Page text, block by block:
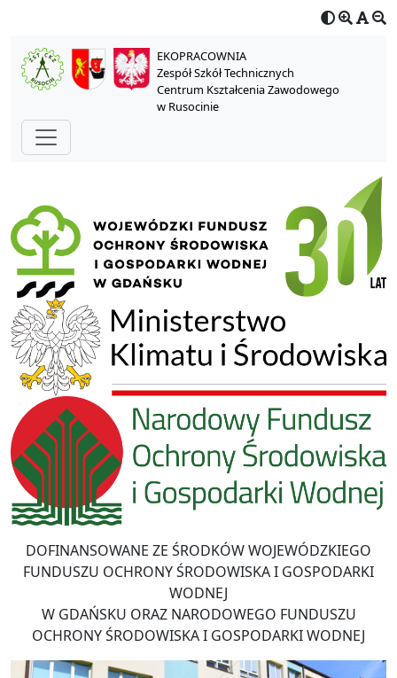
EKOPRACOWNIA
Zespół Szkół Technicznych
Centrum Kształcenia Zawodowego
w Rusocinie
DOFINANSOWANE ZE ŚRODKÓW WOJEWÓDZKIEGO
FUNDUSZU OCHRONY ŚRODOWISKA I GOSPODARKI
WODNEJ
W GDAŃSKU ORAZ NARODOWEGO FUNDUSZU
OCHRONY ŚRODOWISKA I GOSPODARKI WODNEJ